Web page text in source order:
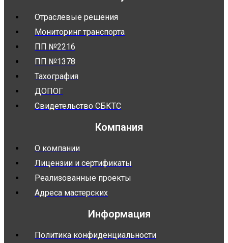
Отраслевые решения
Мониторинг транспорта
ПП №2216
ПП №1378
Тахография
ДОПОГ
Свидетельство СБКТС
Компания
О компании
Лицензии и сертификаты
Реализованные проекты
Адреса мастерских
Информация
Политика конфиденциальности